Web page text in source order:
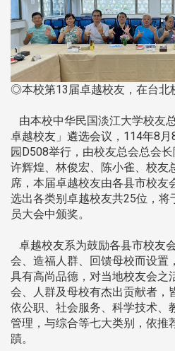
◎本校第13届卓越校友，在台北
由本校中华民国淡江大学校友
卓越校友」遴选会议，114年8
园D508举行，由校友总会总会
许辉煌、林俊宏、陈小雀、校友
席，本届卓越校友由各县市校友
选出各类别卓越校友共25位，将
员大会中颁奖。
卓越校友系为鼓励各县市校友
会、造福人群、回馈母校而设置
具有高尚品德，对当地校友会之
会、人群及母校有杰出贡献者，
依公职、社会服务、科学技术、
管理，与综合等七大类别，依推
蹟。